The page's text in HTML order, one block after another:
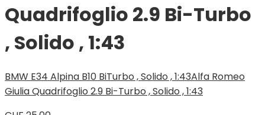
Quadrifoglio 2.9 Bi-Turbo
, Solido , 1:43
BMW E34 Alpina B10 BiTurbo , Solido , 1:43Alfa Romeo
Giulia Quadrifoglio 2.9 Bi-Turbo , Solido , 1:43